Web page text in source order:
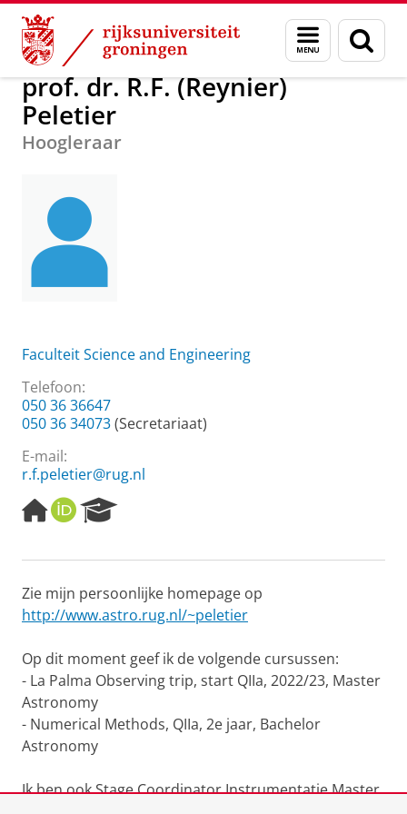
Skip
Content
Skip
Navigation
Menu
en
zoeken
Over ons prof. dr. R.F. (Reynier) Peletier
prof. dr. R.F. (Reynier)
Peletier
Hoogleraar
Faculteit Science and Engineering
Telefoon:
050 36 36647
050 36 34073(Secretariaat)
E-mail:
r.f.peletier@rug.nl
H
o
e
a
g
O
R
I
e
r
c
P
o
r
a
Zie mijn persoonlijke homepage op
http://www.astro.rug.nl/~peletier
Op dit moment geef ik de volgende cursussen:
- La Palma Observing trip, start QIIa, 2022/23, Master
Astronomy
- Numerical Methods, QIIa, 2e jaar, Bachelor
Astronomy
Ik ben ook Stage Coordinator Instrumentatie Master